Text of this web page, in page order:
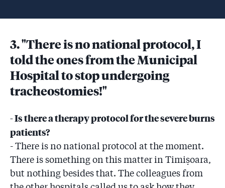
3. "There is no national protocol, I
told the ones from the Municipal
Hospital to stop undergoing
tracheostomies!"
- Is there a therapy protocol for the severe burns
patients?
- There is no national protocol at the moment.
There is something on this matter in Timişoara,
but nothing besides that. The colleagues from